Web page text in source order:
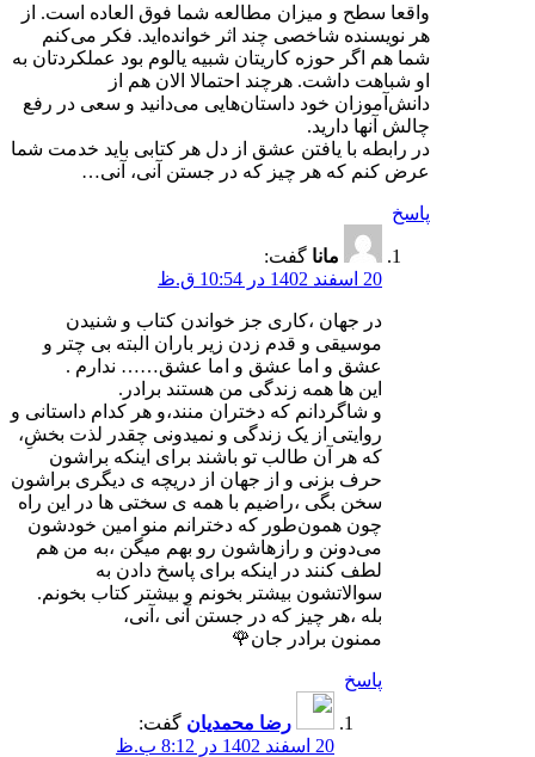
واقعا سطح و میزان مطالعه شما فوق العاده است. از
هر نویسنده شاخصی چند اثر خوانده‌اید. فکر می‌کنم
شما هم اگر حوزه کاریتان شبیه یالوم بود عملکردتان به
او شباهت داشت. هرچند احتمالا الان هم از
دانش‌آموزان خود داستان‌هایی می‌دانید و سعی در رفع
چالش آنها دارید.
در رابطه با یافتن عشق از دل هر کتابی باید خدمت شما
عرض کنم که هر چیز که در جستن آنی، آنی…
پاسخ
مانا گفت:
20 اسفند 1402 در 10:54 ق.ظ
در جهان ،کاری جز خواندن کتاب و شنیدن
موسیقی و قدم زدن زیر باران البته بی چتر و
عشق و اما عشق و اما عشق…… ندارم .
این ها همه زندگی من هستند برادر.
و شاگردانم که دختران منند،و هر کدام داستانی و
روایتی از یک زندگی و نمیدونی چقدر لذت بخشِ،
که هر آن طالب تو باشند برای اینکه براشون
حرف بزنی و از جهان از دریچه ی دیگری براشون
سخن بگی ،راضیم با همه ی سختی ها در این راه
چون همون‌طور که دخترانم منو امین خودشون
می‌دونن و رازهاشون رو بهم میگن ،به من هم
لطف کنند در اینکه برای پاسخ دادن به
سوالاتشون بیشتر بخونم و بیشتر کتاب بخونم.
بله ،هر چیز که در جستن آنی ،آنی،
ممنون برادر جان🌹
پاسخ
رضا محمدیان گفت:
20 اسفند 1402 در 8:12 ب.ظ